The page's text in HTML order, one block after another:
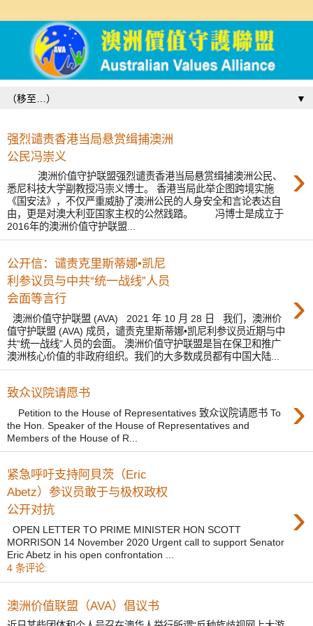
▼
强烈谴责香港当局悬赏缉捕澳洲
公民冯崇义
›
澳洲价值守护联盟强烈谴责香港当局悬赏缉捕澳洲公民、
悉尼科技大学副教授冯崇义博士。 香港当局此举企图跨境实施
《国安法》，不仅严重威胁了澳洲公民的人身安全和言论表达自
由，更是对澳大利亚国家主权的公然践踏。 冯博士是成立于
2016年的澳洲价值守护联盟...
公开信：谴责克里斯蒂娜•凯尼
利参议员与中共“统一战线”人员
会面等言行
›
澳洲价值守护联盟 (AVA) 2021 年 10 月 28 日 我们，澳洲价
值守护联盟 (AVA) 成员，谴责克里斯蒂娜•凯尼利参议员近期与中
共“统一战线”人员的会面。 澳洲价值守护联盟是旨在保卫和推广
澳洲核心价值的非政府组织。我们的大多数成员都有中国大陆...
致众议院请愿书 ›
Petition to the House of Representatives 致众议院请愿书 To
the Hon. Speaker of the House of Representatives and
Members of the House of R...
紧急呼吁支持阿貝茨（Eric
Abetz）参议员敢于与极权政权
公开对抗
›
OPEN LETTER TO PRIME MINISTER HON SCOTT
MORRISON 14 November 2020 Urgent call to support Senator
Eric Abetz in his open confrontation ...
4 条评论:
澳洲价值联盟（AVA）倡议书